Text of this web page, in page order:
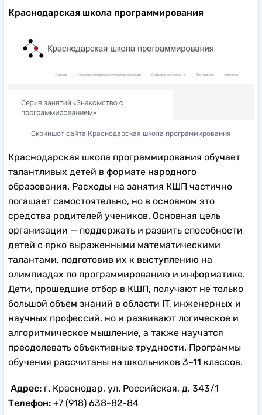
Краснодарская школа программирования
Скриншот сайта Краснодарская школа программирования
Краснодарская школа программирования обучает
талантливых детей в формате народного
образования. Расходы на занятия КШП частично
погашает самостоятельно, но в основном это
средства родителей учеников. Основная цель
организации — поддержать и развить способности
детей с ярко выраженными математическими
талантами, подготовив их к выступлению на
олимпиадах по программированию и информатике.
Дети, прошедшие отбор в КШП, получают не только
большой объем знаний в области IT, инженерных и
научных профессий, но и развивают логическое и
алгоритмическое мышление, а также научатся
преодолевать объективные трудности. Программы
обучения рассчитаны на школьников 3–11 классов.
Адрес: г. Краснодар, ул. Российская, д. 343/1
Телефон: +7 (918) 638-82-84